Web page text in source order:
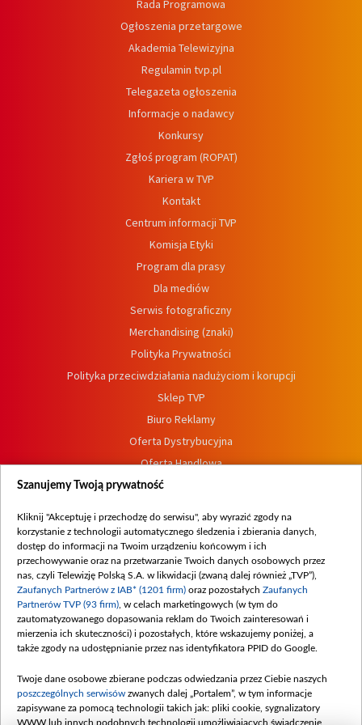
Rada Programowa
Ogłoszenia przetargowe
Akademia Telewizyjna
Regulamin tvp.pl
Telegazeta ogłoszenia
Informacje o nadawcy
Konkursy
Zgłoś program (ROPAT)
Kariera w TVP
Kontakt
Centrum informacji TVP
Komisja Etyki
Program dla prasy
Dla mediów
Serwis fotograficzny
Merchandising (znaki)
Polityka Prywatności
Polityka przeciwdziałania nadużyciom i korupcji
Sklep TVP
Biuro Reklamy
Oferta Dystrybucyjna
Oferta Handlowa
Dostępność
Procedura zgłoszeń wewnętrznych
Szanujemy Twoją prywatność
Kliknij "Akceptuję i przechodzę do serwisu", aby wyrazić zgody na
korzystanie z technologii automatycznego śledzenia i zbierania danych,
dostęp do informacji na Twoim urządzeniu końcowym i ich
przechowywanie oraz na przetwarzanie Twoich danych osobowych przez
nas, czyli Telewizję Polską S.A. w likwidacji (zwaną dalej również „TVP”),
Zaufanych Partnerów z IAB* (1201 firm) oraz pozostałych Zaufanych
Partnerów TVP (93 firm) , w celach marketingowych (w tym do
zautomatyzowanego dopasowania reklam do Twoich zainteresowań i
mierzenia ich skuteczności) i pozostałych, które wskazujemy poniżej, a
także zgody na udostępnianie przez nas identyfikatora PPID do Google.
Twoje dane osobowe zbierane podczas odwiedzania przez Ciebie naszych
poszczególnych serwisów zwanych dalej „Portalem”, w tym informacje
zapisywane za pomocą technologii takich jak: pliki cookie, sygnalizatory
WWW lub innych podobnych technologii umożliwiających świadczenie